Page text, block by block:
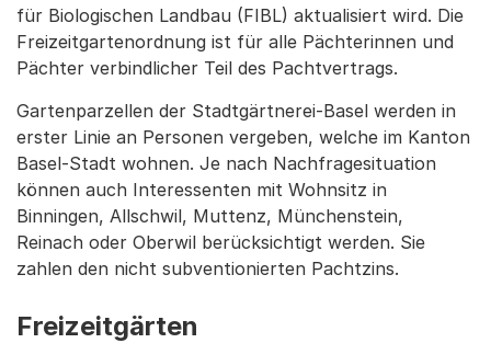
für Biologischen Landbau (FIBL) aktualisiert wird. Die
Freizeitgartenordnung ist für alle Pächterinnen und
Pächter verbindlicher Teil des Pachtvertrags.
Gartenparzellen der Stadtgärtnerei-Basel werden in
erster Linie an Personen vergeben, welche im Kanton
Basel-Stadt wohnen. Je nach Nachfragesituation
können auch Interessenten mit Wohnsitz in
Binningen, Allschwil, Muttenz, Münchenstein,
Reinach oder Oberwil berücksichtigt werden. Sie
zahlen den nicht subventionierten Pachtzins.
Freizeitgärten